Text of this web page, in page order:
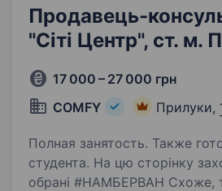
Продавець-
"Сіті Центр", ст. м.
17 000 – 27 000 грн
COMFY
Прилуки,
Полная занятость. Также
студента. На цю сторінку заходять лише
обрані #НАМБЕРВАН Схоже, ти один/одна